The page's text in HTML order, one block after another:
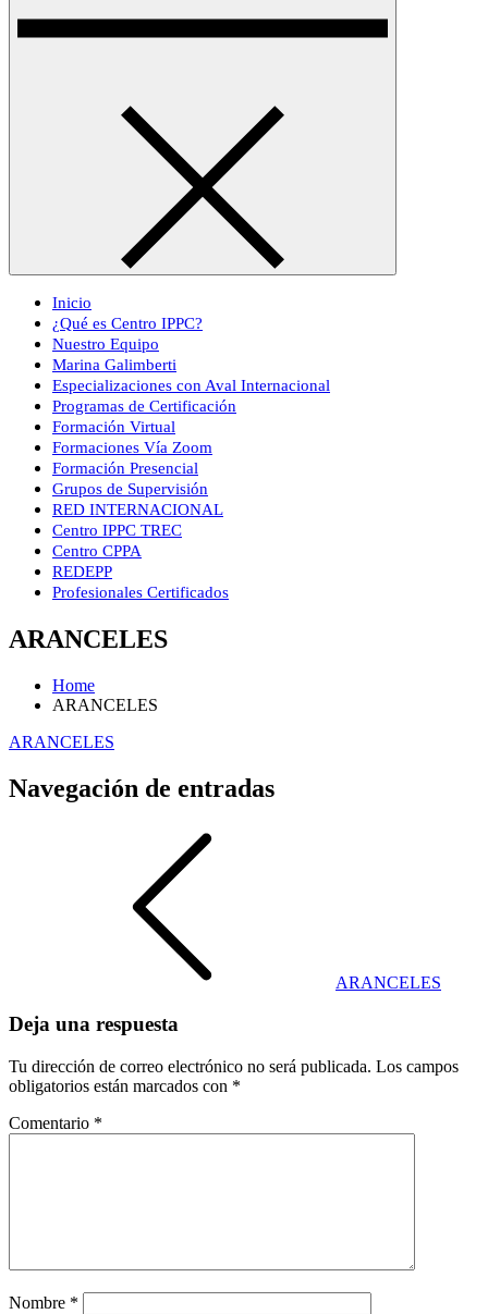
Inicio
¿Qué es Centro IPPC?
Nuestro Equipo
Marina Galimberti
Especializaciones con Aval Internacional
Programas de Certificación
Formación Virtual
Formaciones Vía Zoom
Formación Presencial
Grupos de Supervisión
RED INTERNACIONAL
Centro IPPC TREC
Centro CPPA
REDEPP
Profesionales Certificados
ARANCELES
Home
ARANCELES
ARANCELES
Navegación de entradas
ARANCELES
Deja una respuesta
Tu dirección de correo electrónico no será publicada. Los campos
obligatorios están marcados con *
Comentario *
Nombre *